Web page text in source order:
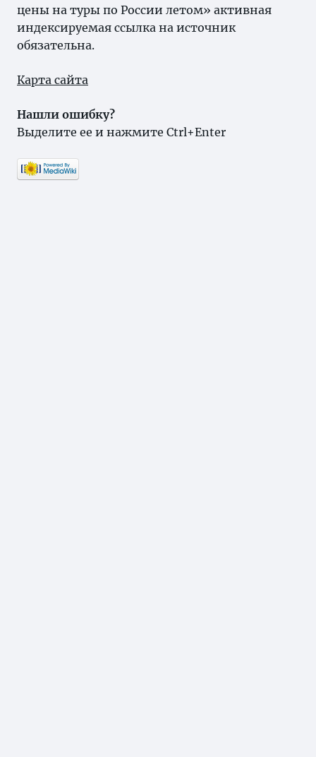
цены на туры по России летом» активная
индексируемая ссылка на источник
обязательна.
Карта сайта
Нашли ошибку?
Выделите ее и нажмите Ctrl+Enter